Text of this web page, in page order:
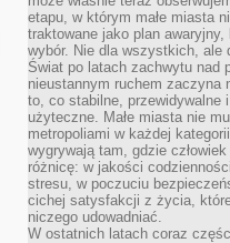
etapu, w którym małe miasta
traktowane jako plan
wybór. Nie dla wszystkich, ale
Świat po latach zachwytu nad
nieustannym ruchem zaczyna
to, co stabilne, przewidywalne
użyteczne. Małe miasta nie
metropoliami w każdej
wygrywają tam, gdzie
różnicę: w jakości
stresu, w poczuciu
cichej satysfakcji z życia,
niczego udowadniać.
W ostatnich latach coraz